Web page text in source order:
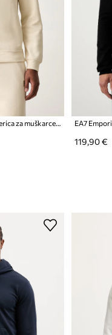
EA7 Emporio Armani dukserica za muškarce od pamuka
119,90 €